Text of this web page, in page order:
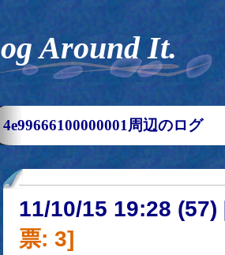
Log Around It.
4e99666100000001周辺のログ
11/10/15 19:28 (57)
票: 3]